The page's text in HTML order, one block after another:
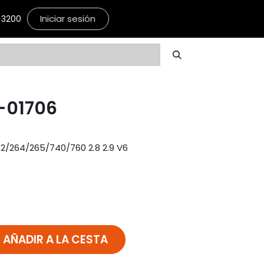
Iniciar sesión
264/265/740/760 2.8 2.9 V6
AÑADIR A LA CESTA